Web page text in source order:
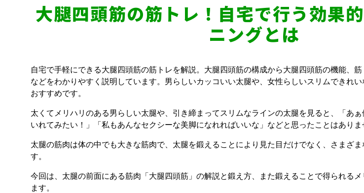
大腿四頭筋の筋トレ！自宅で行う効果
ニングとは
自宅で手軽にできる大腿四頭筋の筋トレを解説。大腿四頭筋の構成から大腿四頭筋の機能、
などをわかりやすく説明しています。男らしいカッコいい太腿や、女性らしいスリムできれ
おすすめです。
太くてメリハリのある男らしい太腿や、引き締まってスリムなラインの太腿を見ると、「あ
いれてみたい！」「私もあんなセクシーな美脚になれればいいな」などと思ったことはありま
太腿の筋肉は体の中でも大きな筋肉で、太腿を鍛えることにより見た目だけでなく、さまざ
す。
今回は、太腿の前面にある筋肉「大腿四頭筋」の解説と鍛え方、また鍛えることで得られる
ます。